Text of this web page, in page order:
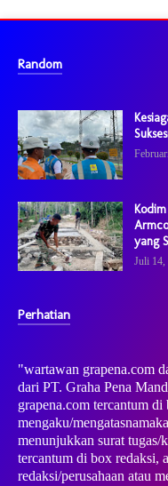
Random
yang
Juli 14,
Perhatian
"wartawan grapena.com
dari PT. Graha Pena
grapena.com tercantum
mengaku/
menunjukkan surat tugas/
tercantum di box redaksi,
redaksi/perusahaan atau